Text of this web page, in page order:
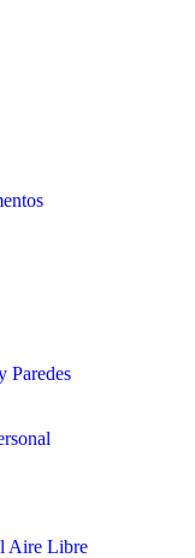
Paredes
Aire Libre